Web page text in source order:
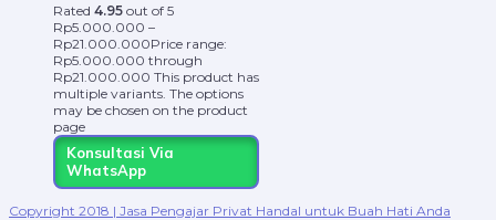
Rated 4.95 out of 5
Rp5.000.000 –
Rp21.000.000Price range:
Rp5.000.000 through
Rp21.000.000 This product has
multiple variants. The options
may be chosen on the product
page
Konsultasi Via
WhatsApp
Copyright 2018 | Jasa Pengajar Privat Handal untuk Buah Hati Anda